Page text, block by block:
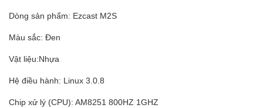
Dòng sản phẩm: Ezcast M2S
Màu sắc: Đen
Vật liệu:Nhựa
Hệ điều hành: Linux 3.0.8
Chip xử lý (CPU): AM8251 800HZ 1GHZ